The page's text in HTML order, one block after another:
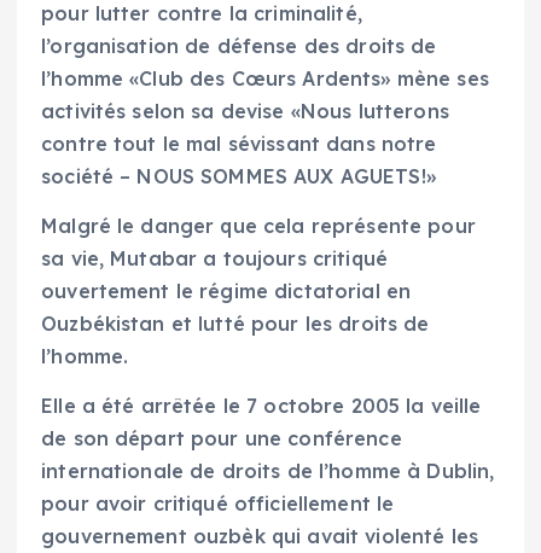
pour lutter contre la criminalité,
l’organisation de défense des droits de
l’homme «Club des Cœurs Ardents» mène ses
activités selon sa devise «Nous lutterons
contre tout le mal sévissant dans notre
société – NOUS SOMMES AUX AGUETS!»
Malgré le danger que cela représente pour
sa vie, Mutabar a toujours critiqué
ouvertement le régime dictatorial en
Ouzbékistan et lutté pour les droits de
l’homme.
Elle a été arrêtée le 7 octobre 2005 la veille
de son départ pour une conférence
internationale de droits de l’homme à Dublin,
pour avoir critiqué officiellement le
gouvernement ouzbèk qui avait violenté les